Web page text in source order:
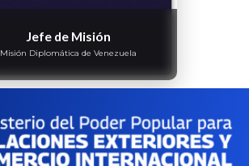
Jefe de Misión
Misión Diplomática de Venezuela